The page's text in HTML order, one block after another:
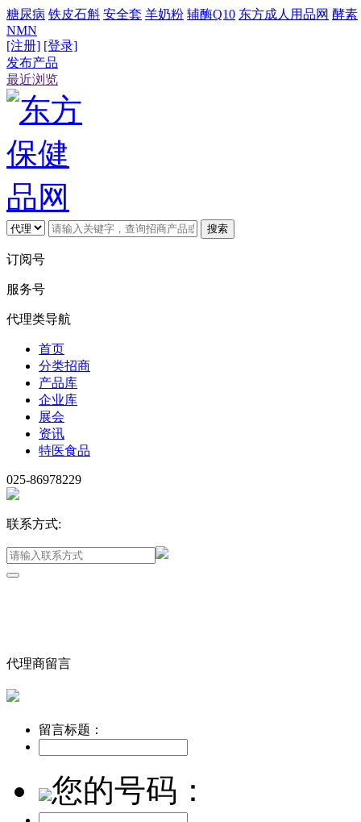
糖尿病 铁皮石斛 安全套 羊奶粉 辅酶Q10 东方成人用品网 酵素
NMN
[注册] [登录]
发布产品
最近浏览
搜索
订阅号
服务号
代理类导航
首页
分类招商
产品库
企业库
展会
资讯
特医食品
025-86978229
联系方式:
代理商留言
留言标题：
您的号码：